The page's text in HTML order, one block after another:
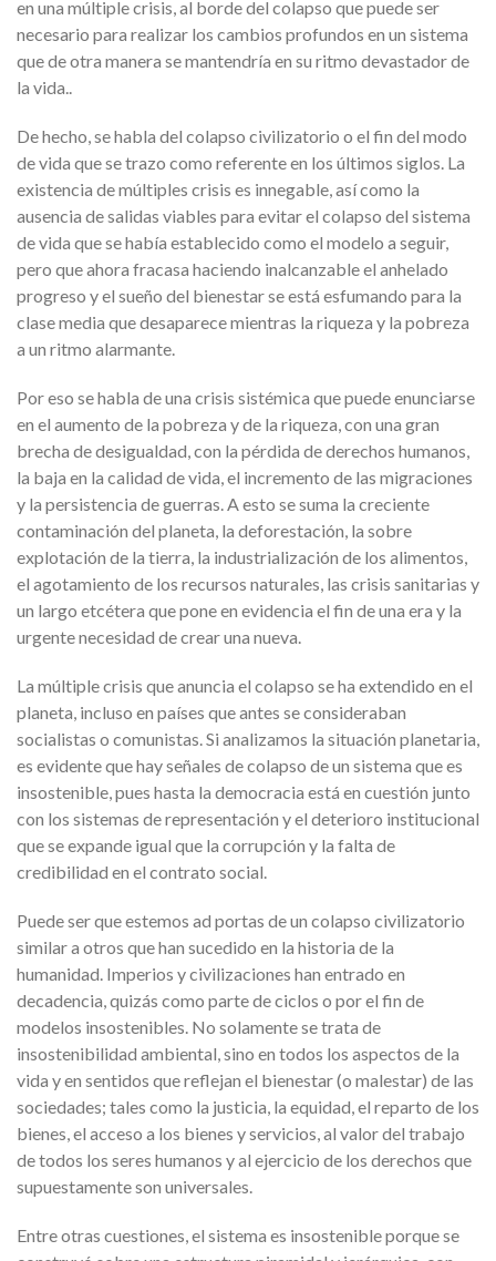
en una múltiple crisis, al borde del colapso que puede ser
necesario para realizar los cambios profundos en un sistema
que de otra manera se mantendría en su ritmo devastador de
la vida..
De hecho, se habla del colapso civilizatorio o el fin del modo
de vida que se trazo como referente en los últimos siglos. La
existencia de múltiples crisis es innegable, así como la
ausencia de salidas viables para evitar el colapso del sistema
de vida que se había establecido como el modelo a seguir,
pero que ahora fracasa haciendo inalcanzable el anhelado
progreso y el sueño del bienestar se está esfumando para la
clase media que desaparece mientras la riqueza y la pobreza
a un ritmo alarmante.
Por eso se habla de una crisis sistémica que puede enunciarse
en el aumento de la pobreza y de la riqueza, con una gran
brecha de desigualdad, con la pérdida de derechos humanos,
la baja en la calidad de vida, el incremento de las migraciones
y la persistencia de guerras. A esto se suma la creciente
contaminación del planeta, la deforestación, la sobre
explotación de la tierra, la industrialización de los alimentos,
el agotamiento de los recursos naturales, las crisis sanitarias y
un largo etcétera que pone en evidencia el fin de una era y la
urgente necesidad de crear una nueva.
La múltiple crisis que anuncia el colapso se ha extendido en el
planeta, incluso en países que antes se consideraban
socialistas o comunistas. Si analizamos la situación planetaria,
es evidente que hay señales de colapso de un sistema que es
insostenible, pues hasta la democracia está en cuestión junto
con los sistemas de representación y el deterioro institucional
que se expande igual que la corrupción y la falta de
credibilidad en el contrato social.
Puede ser que estemos ad portas de un colapso civilizatorio
similar a otros que han sucedido en la historia de la
humanidad. Imperios y civilizaciones han entrado en
decadencia, quizás como parte de ciclos o por el fin de
modelos insostenibles. No solamente se trata de
insostenibilidad ambiental, sino en todos los aspectos de la
vida y en sentidos que reflejan el bienestar (o malestar) de las
sociedades; tales como la justicia, la equidad, el reparto de los
bienes, el acceso a los bienes y servicios, al valor del trabajo
de todos los seres humanos y al ejercicio de los derechos que
supuestamente son universales.
Entre otras cuestiones, el sistema es insostenible porque se